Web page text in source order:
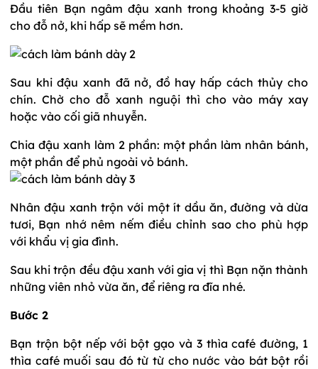
Đầu tiên Bạn ngâm đậu xanh trong khoảng 3-5 giờ
cho đỗ nở, khi hấp sẽ mềm hơn.
Sau khi đậu xanh đã nở, đồ hay hấp cách thủy cho
chín. Chờ cho đỗ xanh nguội thì cho vào máy xay
hoặc vào cối giã nhuyễn.
Chia đậu xanh làm 2 phần: một phần làm nhân bánh,
một phần để phủ ngoài vỏ bánh.
Nhân đậu xanh trộn với một ít dầu ăn, đường và dừa
tươi, Bạn nhớ nêm nếm điều chỉnh sao cho phù hợp
với khẩu vị gia đình.
Sau khi trộn đều đậu xanh với gia vị thì Bạn nặn thành
những viên nhỏ vừa ăn, để riêng ra đĩa nhé.
Bước 2
Bạn trộn bột nếp với bột gạo và 3 thìa café đường, 1
thìa café muối sau đó từ từ cho nước vào bát bột rồi